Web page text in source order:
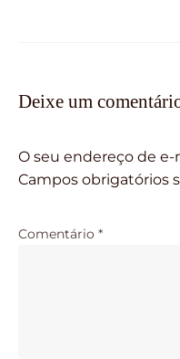
Deixe um
O seu endereço de
Campos obrigatórios
Comentário *